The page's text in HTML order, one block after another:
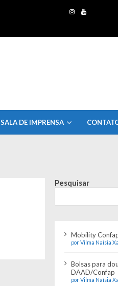
SALA DE IMPRENSA
Pesquisar
Mobility
por Vilma Naísia
Bolsas para
DAAD/Confap
por Vilma Naísia